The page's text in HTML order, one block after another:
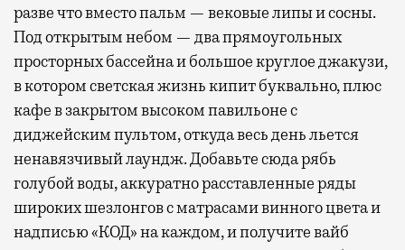
разве что вместо пальм — вековые липы и сосны.
Под открытым небом — два прямоугольных
просторных бассейна и большое круглое джакузи,
в котором светская жизнь кипит буквально, плюс
кафе в закрытом высоком павильоне с
диджейским пультом, откуда весь день льется
ненавязчивый лаундж. Добавьте сюда рябь
голубой воды, аккуратно расставленные ряды
широких шезлонгов с матрасами винного цвета и
надписью «КОД» на каждом, и получите вайб